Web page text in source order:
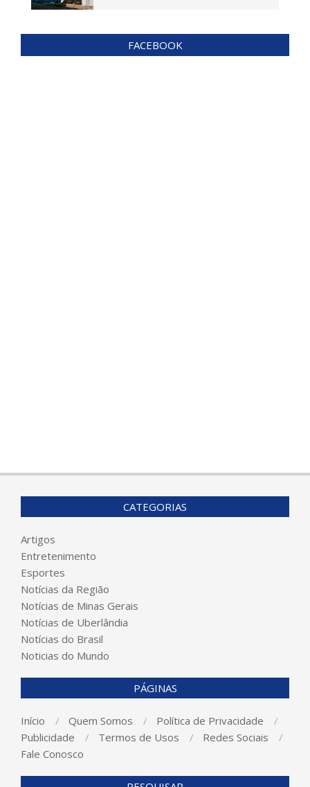
FACEBOOK
CATEGORIAS
Artigos
Entretenimento
Esportes
Notícias da Região
Notícias de Minas Gerais
Notícias de Uberlândia
Notícias do Brasil
Noticias do Mundo
PÁGINAS
Início Quem Somos
Política de Privacidade
Publicidade
Termos de Usos
Redes Sociais
Fale Conosco